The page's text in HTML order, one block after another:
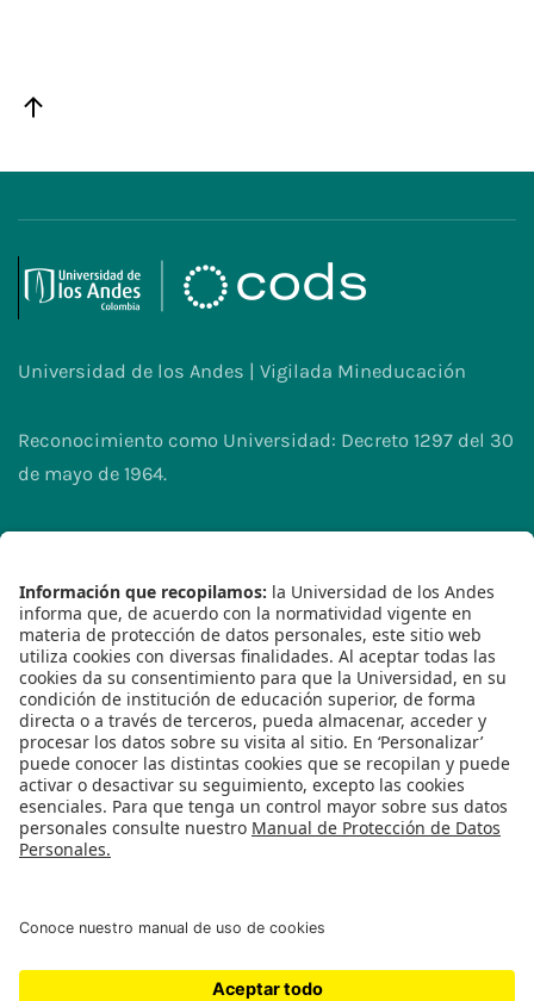
Universidad de los Andes | Vigilada Mineducación
Reconocimiento como Universidad: Decreto 1297 del 30
de mayo de 1964.
2023© - Derechos Reservados Universidad de los
Andes
Síguenos
Contacto